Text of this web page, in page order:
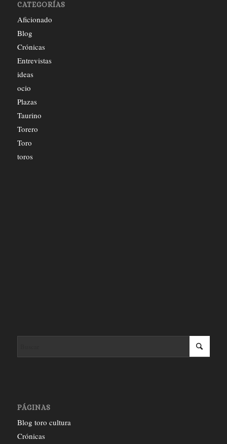
CATEGORÍAS
Aficionado
Blog
Crónicas
Entrevistas
ideas
ocio
Plazas
Taurino
Torero
Toro
toros
PÁGINAS
Blog toro cultura
Crónicas